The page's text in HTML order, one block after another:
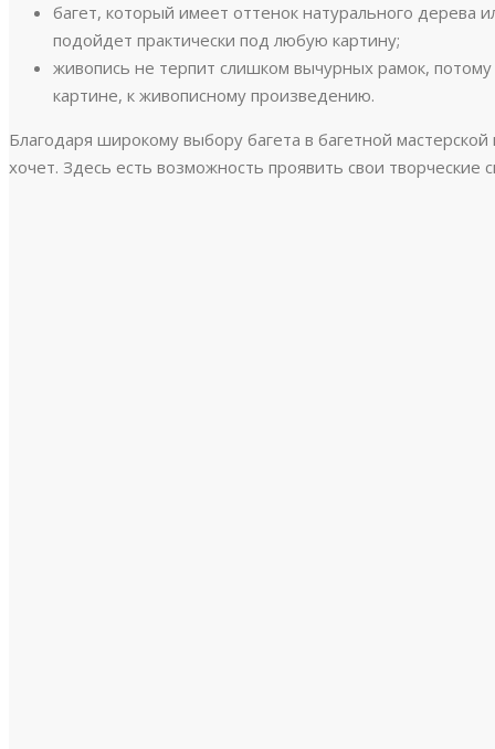
багет, который имеет оттенок натурального дерева
подойдет практически под любую картину;
живопись не терпит слишком вычурных рамок,
картине, к живописному произведению.
Благодаря широкому выбору багета в багетной
хочет. Здесь есть возможность проявить свои творческие